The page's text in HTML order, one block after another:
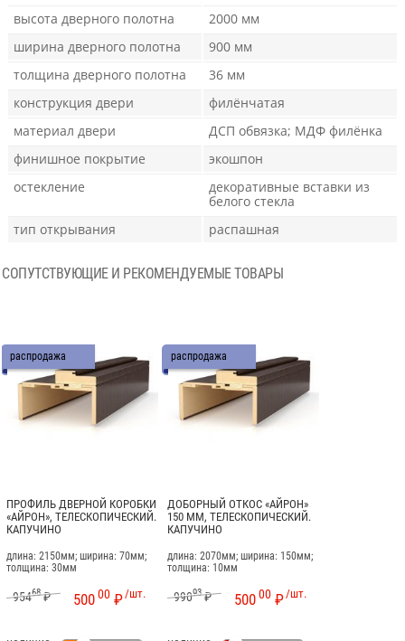
высота дверного полотна
2000 мм
ширина дверного полотна
900 мм
толщина дверного полотна
36 мм
конструкция двери
филёнчатая
материал двери
ДСП обвязка; МДФ филёнка
финишное покрытие
экошпон
остекление
декоративные вставки из
белого стекла
тип открывания
распашная
СОПУТСТВУЮЩИЕ И РЕКОМЕНДУЕМЫЕ ТОВАРЫ
распродажа
ПРОФИЛЬ ДВЕРНОЙ КОРОБКИ
«АЙРОН», ТЕЛЕСКОПИЧЕСКИЙ.
КАПУЧИНО
длина: 2150мм; ширина: 70мм;
толщина: 30мм
95468₽ /шт.
50000 ₽
распродажа
ДОБОРНЫЙ ОТКОС «АЙРОН»
150 ММ, ТЕЛЕСКОПИЧЕСКИЙ.
КАПУЧИНО
длина: 2070мм; ширина: 150мм;
толщина: 10мм
99093₽ /шт.
50000 ₽